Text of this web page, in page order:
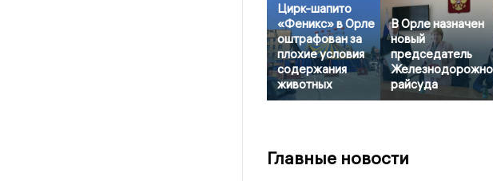
Цирк-шапито
«Феникс» в Орле
оштрафован за
плохие условия
содержания
животных
В Орле назначен
новый
председатель
райсуда
Главные новости